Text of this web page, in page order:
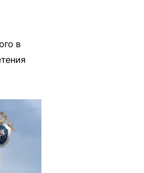
в